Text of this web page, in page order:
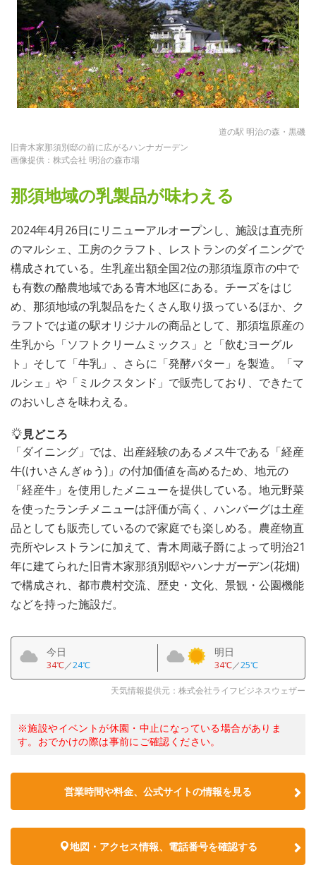
道の駅 明治の森・黒磯
旧青木家那須別邸の前に広がるハンナガーデン
画像提供：株式会社 明治の森市場
那須地域の乳製品が味わえる
2024年4月26日にリニューアルオープンし、施設は直売所
のマルシェ、工房のクラフト、レストランのダイニングで
構成されている。生乳産出額全国2位の那須塩原市の中で
も有数の酪農地域である青木地区にある。チーズをはじ
め、那須地域の乳製品をたくさん取り扱っているほか、ク
ラフトでは道の駅オリジナルの商品として、那須塩原産の
生乳から「ソフトクリームミックス」と「飲むヨーグル
ト」そして「牛乳」、さらに「発酵バター」を製造。「マ
ルシェ」や「ミルクスタンド」で販売しており、できたて
のおいしさを味わえる。
見どころ
「ダイニング」では、出産経験のあるメス牛である「経産
牛(けいさんぎゅう)」の付加価値を高めるため、地元の
「経産牛」を使用したメニューを提供している。地元野菜
を使ったランチメニューは評価が高く、ハンバーグは土産
品としても販売しているので家庭でも楽しめる。農産物直
売所やレストランに加えて、青木周蔵子爵によって明治21
年に建てられた旧青木家那須別邸やハンナガーデン(花畑)
で構成され、都市農村交流、歴史・文化、景観・公園機能
などを持った施設だ。
今日
34℃／24℃
明日
34℃／25℃
天気情報提供元：株式会社ライフビジネスウェザー
※施設やイベントが休園・中止になっている場合がありま
す。おでかけの際は事前にご確認ください。
営業時間や料金、公式サイトの情報を見る
地図・アクセス情報、電話番号を確認する